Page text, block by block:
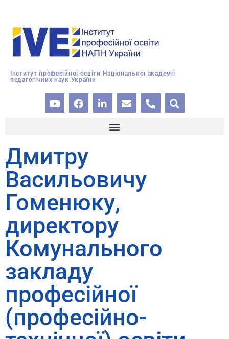
Інститут професійної освіти Національної академії
педагогічних наук України
Дмитру
Васильовичу
Гоменюку,
директору
Комунального
закладу
професійної
(професійно-